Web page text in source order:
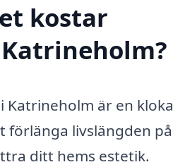
kostar
är en kloka
förlänga livslängden på
ditt hems estetik.